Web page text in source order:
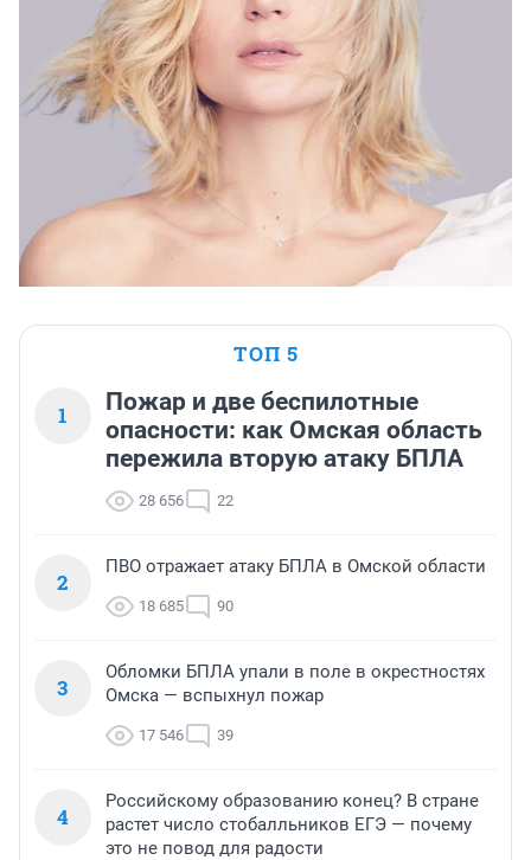
ТОП 5
1
Пожар и две беспилотные
опасности: как Омская область
пережила вторую атаку БПЛА
28 656 22
2
ПВО отражает атаку БПЛА в Омской области
18 685 90
3
Обломки БПЛА упали в поле в окрестностях
Омска — вспыхнул пожар
17 546 39
4
Российскому образованию конец? В стране
растет число стобалльников ЕГЭ — почему
это не повод для радости